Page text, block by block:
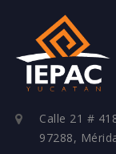
Calle 21 #
97288,